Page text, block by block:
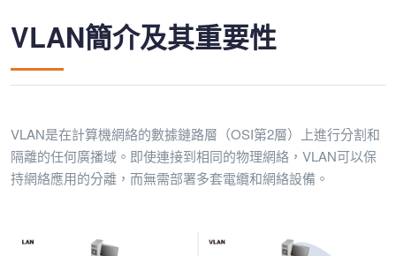
VLAN簡介及其重要性
VLAN是在計算機網絡的數據鏈路層（OSI第2層）上進行分割和
隔離的任何廣播域。即使連接到相同的物理網絡，VLAN可以保
持網絡應用的分離，而無需部署多套電纜和網絡設備。